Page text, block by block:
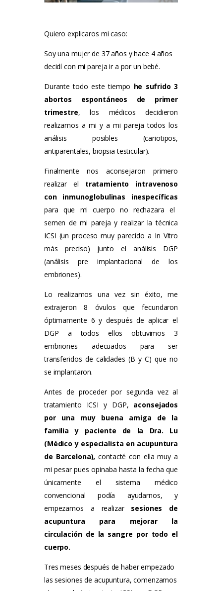
Método Tung
Blog
Quiero explicaros mi caso:
Soy una mujer de 37 años y hace 4 años
decidí con mi pareja ir a por un bebé.
Durante todo este tiempo he sufrido 3
abortos espontáneos de primer
trimestre, los médicos decidieron
realizarnos a mi y a mi pareja todos los
análisis posibles (cariotipos,
antiparentales, biopsia testicular).
Finalmente nos aconsejaron primero
realizar el tratamiento intravenoso
con inmunoglobulinas inespecíficas
para que mi cuerpo no rechazara el
semen de mi pareja y realizar la técnica
ICSI (un proceso muy parecido a In Vitro
más preciso) junto el análisis DGP
(análisis pre implantacional de los
embriones).
Lo realizamos una vez sin éxito, me
extrajeron 8 óvulos que fecundaron
óptimamente 6 y después de aplicar el
DGP a todos ellos obtuvimos 3
embriones adecuados para ser
transferidos de calidades (B y C) que no
se implantaron.
Antes de proceder por segunda vez al
tratamiento ICSI y DGP, aconsejados
por una muy buena amiga de la
familia y paciente de la Dra. Lu
(Médico y especialista en acupuntura
de Barcelona), contacté con ella muy a
mi pesar pues opinaba hasta la fecha que
únicamente el sistema médico
convencional podía ayudarnos, y
empezamos a realizar sesiones de
acupuntura para mejorar la
circulación de la sangre por todo el
cuerpo.
Tres meses después de haber empezado
las sesiones de acupuntura, comenzamos